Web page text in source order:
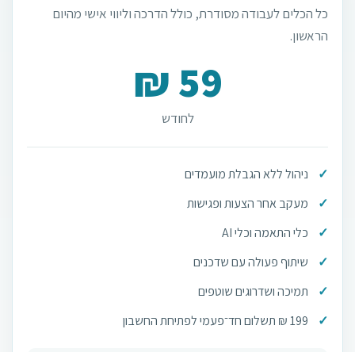
כל הכלים לעבודה מסודרת, כולל הדרכה וליווי אישי מהיום
הראשון.
59 ₪
לחודש
ניהול ללא הגבלת מועמדים
מעקב אחר הצעות ופגישות
כלי התאמה וכלי AI
שיתוף פעולה עם שדכנים
תמיכה ושדרוגים שוטפים
199 ₪ תשלום חד־פעמי לפתיחת החשבון